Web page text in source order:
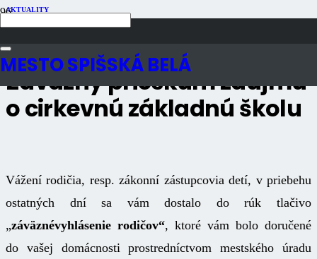
MESTO SPIŠSKÁ BELÁ
AKTUALITY
Záväzný prieskum záujmu
o cirkevnú základnú školu
Vážení rodičia, resp. zákonní zástupcovia detí, v priebehu
ostatných dní sa vám dostalo do rúk tlačivo
„záväznévyhlásenie rodičov“, ktoré vám bolo doručené
do vašej domácnosti prostredníctvom mestského úradu